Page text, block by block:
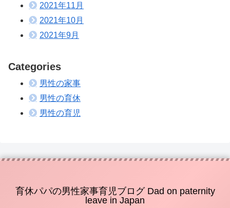
2021年11月
2021年10月
2021年9月
Categories
男性の家事
男性の育休
男性の育児
育休パパの男性家事育児ブログ Dad on paternity
leave in Japan